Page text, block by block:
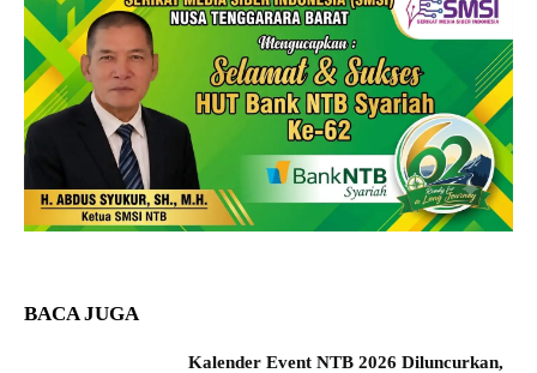
BACA JUGA
Kalender Event NTB 2026 Diluncurkan,